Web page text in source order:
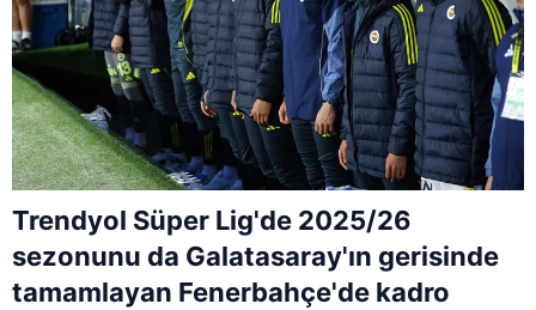
Trendyol Süper Lig'de 2025/26
sezonunu da Galatasaray'ın gerisinde
tamamlayan Fenerbahçe'de kadro